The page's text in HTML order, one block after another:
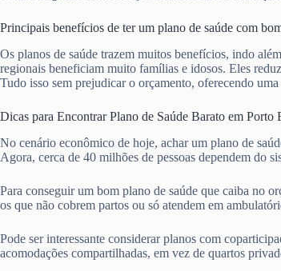
Principais benefícios de ter um plano de saúde com
Os planos de saúde trazem muitos benefícios, indo
regionais beneficiam muito famílias e idosos. Eles
Tudo isso sem prejudicar o orçamento, oferecendo
Dicas para Encontrar Plano de Saúde Barato em Porto
No cenário econômico de hoje, achar um plano de
Agora, cerca de 40 milhões de pessoas dependem do
Para conseguir um bom plano de saúde que caiba no
os que não cobrem partos ou só atendem em
Pode ser interessante considerar planos com
acomodações compartilhadas, em vez de quartos